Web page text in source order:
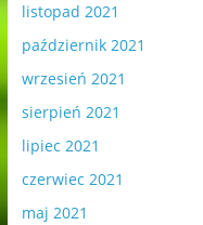
listopad 2021
październik 2021
wrzesień 2021
sierpień 2021
lipiec 2021
czerwiec 2021
maj 2021